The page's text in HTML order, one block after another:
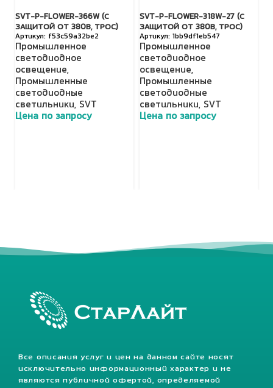
SVT-P-FLOWER-366W (С
ЗАЩИТОЙ ОТ 380В, ТРОС)
f53c59a32be2
Промышленное
светодиодное
освещение,
Промышленные
светодиодные
светильники, SVT
Цена по запросу
SVT-P-FLOWER-318W-27 (С
ЗАЩИТОЙ ОТ 380В, ТРОС)
1bb9df1eb547
Промышленное
светодиодное
освещение,
Промышленные
светодиодные
светильники, SVT
Цена по запросу
Все описания услуг и цен на данном сайте носят
исключительно информационный характер и не
являются публичной офертой, определяемой